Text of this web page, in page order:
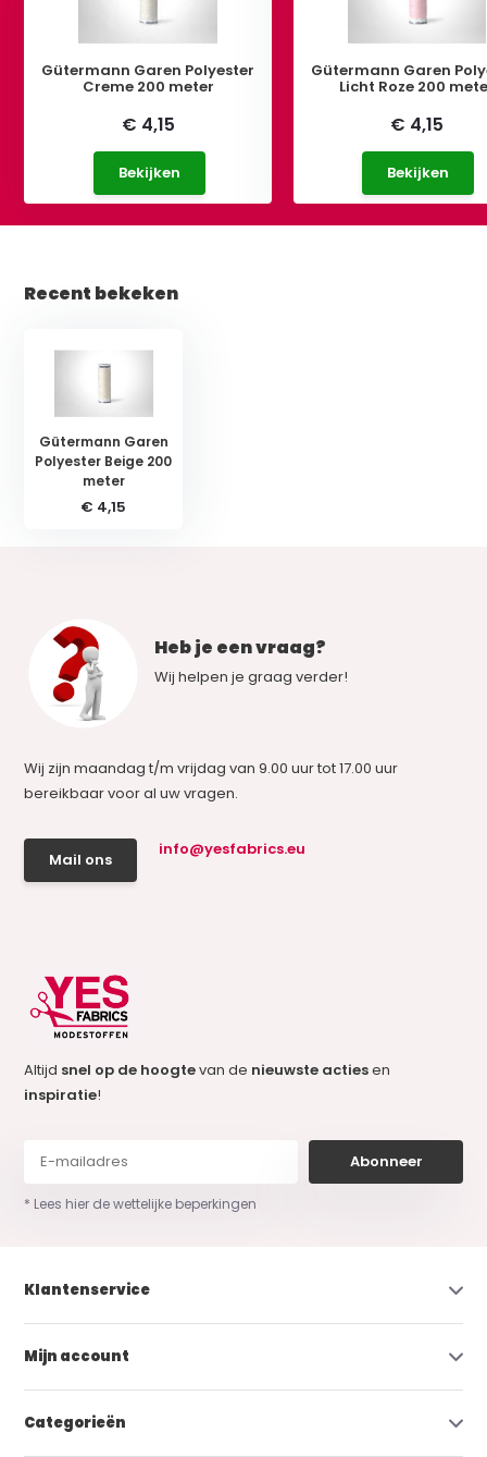
Gütermann Garen Polyester
Creme 200 meter
€ 4,15
Bekijken
Gütermann Garen
Licht Roze 200
€ 4,15
Bekijken
Recent bekeken
Gütermann Garen
Polyester Beige 200
meter
€ 4,15
Heb je een vraag?
Wij helpen je graag verder!
Wij zijn maandag t/m vrijdag van 9.00 uur tot 17.00 uur
bereikbaar voor al uw vragen.
Mail ons
info@yesfabrics.eu
Altijd snel op de hoogtevan de nieuwste actiesen
inspiratie!
Abonneer
* Lees hier de wettelijke beperkingen
Klantenservice
Mijn account
Categorieën